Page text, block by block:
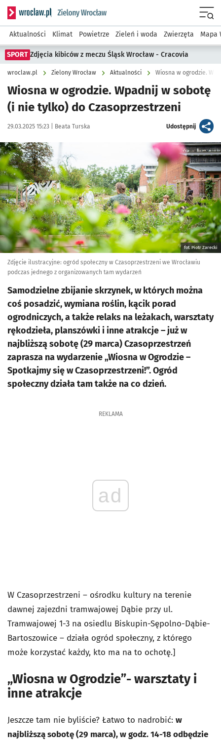
Serwis informacyjny wroclaw.pl podserwis: Środowisko we
Aktualności Klimat Powietrze Zieleń i woda Zwierzęta Mapa
SPORT Zdjęcia kibiców z meczu Śląsk Wrocław - Cracovia
wroclaw.pl Zielony Wrocław Aktualności Wiosna w ogrodzie.
Wiosna w ogrodzie. Wpadnij w sobotę
(i nie tylko) do Czasoprzestrzeni
Data publikacji:
29.03.2025 15:23 | Autor:
Beata Turska Udostępnijartykuł
Kliknij, aby powiększyć
fot. Piotr Zarecki
Zdjęcie ilustracyjne: ogród społeczny w Czasoprzestrzeni we Wrocławiu
podczas jednego z organizowanych tam wydarzeń
Samodzielne zbijanie skrzynek, w których można
coś posadzić, wymiana roślin, kącik porad
ogrodniczych, a także relaks na leżakach, warsztaty
rękodzieła, planszówki i inne atrakcje – już w
najbliższą sobotę (29 marca) Czasoprzestrzeń
zaprasza na wydarzenie „Wiosna w Ogrodzie –
Spotkajmy się w Czasoprzestrzeni!”. Ogród
społeczny działa tam także na co dzień.
REKLAMA
ad
W Czasoprzestrzeni – ośrodku kultury na terenie
dawnej zajezdni tramwajowej Dąbie przy ul.
Tramwajowej 1-3 na osiedlu Biskupin-Sępolno-Dąbie-
Bartoszowice – działa ogród społeczny, z którego
może korzystać każdy, kto ma na to ochotę.]
„Wiosna w Ogrodzie”- warsztaty i
inne atrakcje
Jeszcze tam nie byliście? Łatwo to nadrobić: w
najbliższą sobotę (29 marca), w godz. 14-18 odbędzie